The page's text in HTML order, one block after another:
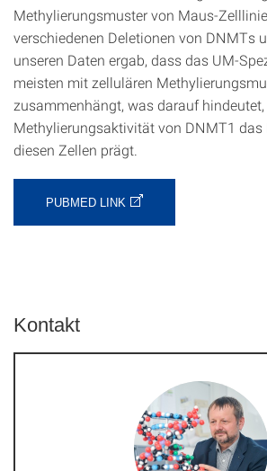
Methylierungsmuster von Maus-
verschiedenen Deletionen von DNMTs
unseren Daten ergab, dass das UM-
meisten mit zellulären
zusammenhängt, was darauf
Methylierungsaktivität von DNMT1
diesen Zellen prägt.
PUBMED LINK
Kontakt